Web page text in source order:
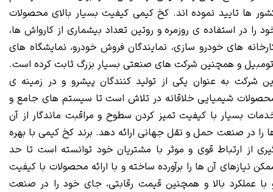
ها تایید نموده اند. کخ کیمی کیفیت بسیار بالای محصولات
را در استفاده ی روزمره و روتین تعداد بیشماری از کارواش ها،
های خودرو سازی، نمایندگان فروش خودرو، نمایشگاه های
و همچنین شرکت های صنعتی بسیار بزرگ ثابت کرده است.
شرکت به عنوان یکی از تولید کنندگان پیشرو و در زمینه ی
شیمیایی خلاقانه در تلاش است تا سیستم های جامع و
بسیار با کیفیت تمیز کردن سطوح و مراقبت ماندگار از آن
را در صنعت حمل و نقل جهانی ارائه دهد. برند کخ کیمی با بهره
از ارتباط قوی و موثر با مشتریان خود توانسته است تا حد
نیازهای آن ها را برآورده ساخته و با ارائه محصولات با کیفیت
با عملکرد بالا و همچنین قیمت رقابتی، جای خود را در صنعت